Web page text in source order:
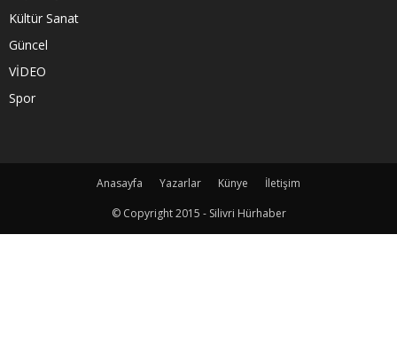
Kültür Sanat
Güncel
VİDEO
Spor
Anasayfa Yazarlar Künye
İletişim
© Copyright 2015 - Silivri Hürhaber